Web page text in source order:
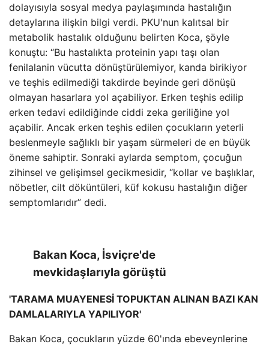
dolayısıyla sosyal medya paylaşımında hastalığın
detaylarına ilişkin bilgi verdi. PKU'nun kalıtsal bir
metabolik hastalık olduğunu belirten Koca, şöyle
konuştu: “Bu hastalıkta proteinin yapı taşı olan
fenilalanin vücutta dönüştürülemiyor, kanda birikiyor
ve teşhis edilmediği takdirde beyinde geri dönüşü
olmayan hasarlara yol açabiliyor. Erken teşhis edilip
erken tedavi edildiğinde ciddi zeka geriliğine yol
açabilir. Ancak erken teşhis edilen çocukların yeterli
beslenmeyle sağlıklı bir yaşam sürmeleri de en büyük
öneme sahiptir. Sonraki aylarda semptom, çocuğun
zihinsel ve gelişimsel gecikmesidir, “kollar ve başlıklar,
nöbetler, cilt döküntüleri, küf kokusu hastalığın diğer
semptomlarıdır” dedi.
Bakan Koca, İsviçre'de
mevkidaşlarıyla görüştü
'TARAMA MUAYENESİ TOPUKTAN ALINAN BAZI KAN
DAMLALARIYLA YAPILIYOR'
Bakan Koca, çocukların yüzde 60'ında ebeveynlerine